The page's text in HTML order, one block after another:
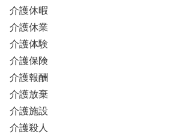
介護休暇
介護休業
介護体験
介護保険
介護報酬
介護放棄
介護施設
介護殺人